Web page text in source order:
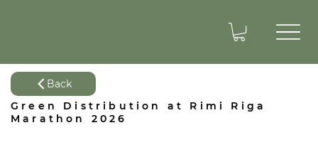
Back
Green Distribution at Rimi Riga
Marathon 2026